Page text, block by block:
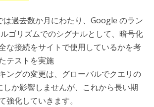
は過去数か月にわたり、Google のラン
ゴリズムでのシグナルとして、暗号化
な接続をサイトで使用しているかを考
テストを実施
ングの変更は、グローバルでクエリの
しか影響しませんが、これから長い期
強化していきます。